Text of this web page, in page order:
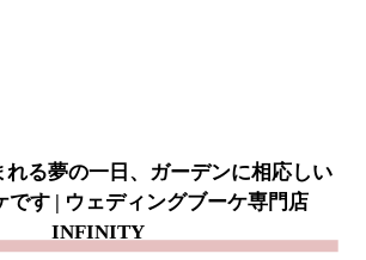
れる夢の一日、ガーデンに相応しい
です | ウェディングブーケ専門店
INFINITY